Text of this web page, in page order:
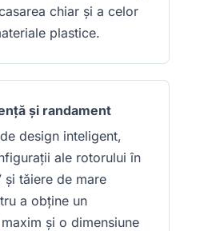
chiar și a celor
plastice.
și randament
design inteligent,
ale rotorului în
și tăiere de mare
a obține un
și o dimensiune